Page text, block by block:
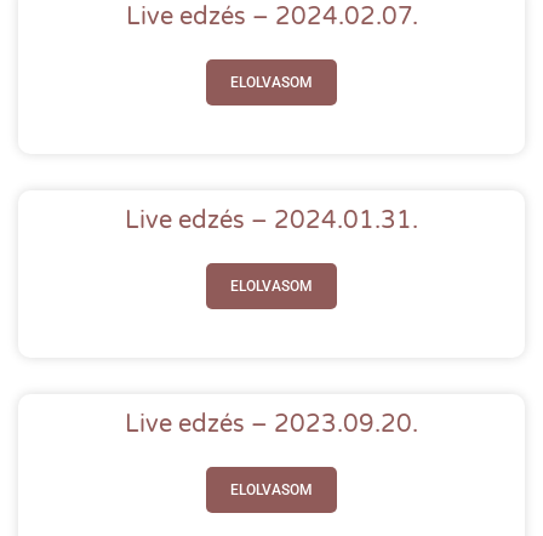
Live edzés – 2024.02.07.
ELOLVASOM
Live edzés – 2024.01.31.
ELOLVASOM
Live edzés – 2023.09.20.
ELOLVASOM